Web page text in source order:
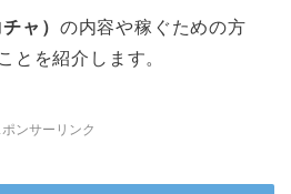
ャ） の内容や稼ぐための方
とを紹介します。
ポンサーリンク